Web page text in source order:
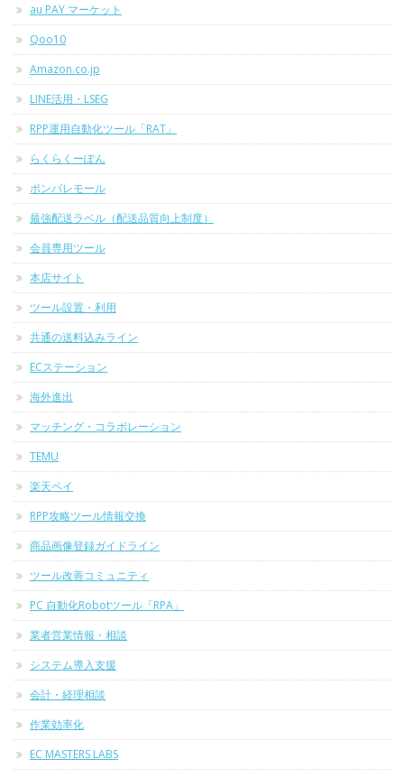
au PAY マーケット
Qoo10
Amazon.co.jp
LINE活用・LSEG
RPP運用自動化ツール「RAT」
らくらくーぽん
ポンパレモール
最強配送ラベル（配送品質向上制度）
会員専用ツール
本店サイト
ツール設置・利用
共通の送料込みライン
ECステーション
海外進出
マッチング・コラボレーション
TEMU
楽天ペイ
RPP攻略ツール情報交換
商品画像登録ガイドライン
ツール改善コミュニティ
PC 自動化Robotツール「RPA」
業者営業情報・相談
システム導入支援
会計・経理相談
作業効率化
EC MASTERS LABS